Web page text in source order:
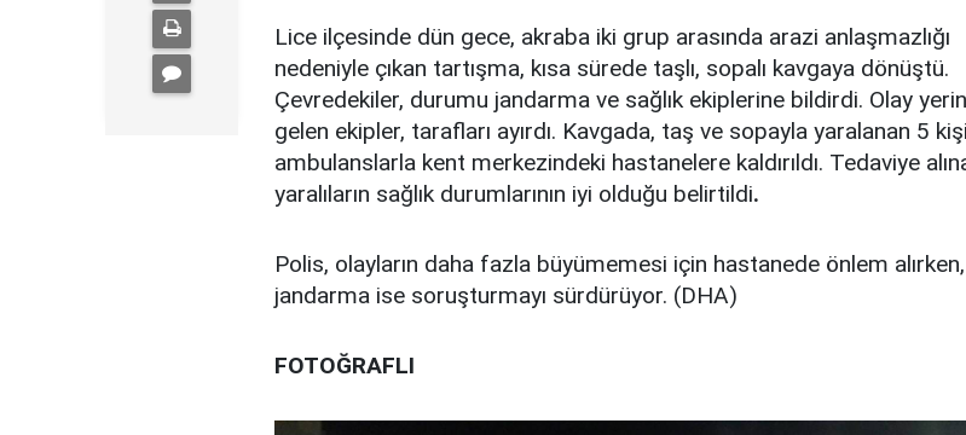
Lice ilçesinde dün gece, akraba iki grup arasında arazi anlaşmazlığı
nedeniyle çıkan tartışma, kısa sürede taşlı, sopalı kavgaya dönüştü.
Çevredekiler, durumu jandarma ve sağlık ekiplerine bildirdi. Olay
gelen ekipler, tarafları ayırdı. Kavgada, taş ve sopayla yaralanan 5
ambulanslarla kent merkezindeki hastanelere kaldırıldı. Tedaviye
yaralıların sağlık durumlarının iyi olduğu belirtildi.
Polis, olayların daha fazla büyümemesi için hastanede önlem alırken,
jandarma ise soruşturmayı sürdürüyor. (DHA)
FOTOĞRAFLI